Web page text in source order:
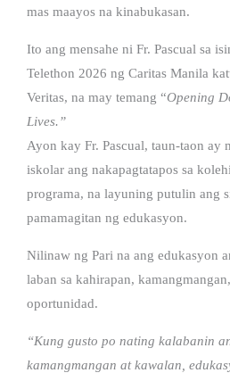
mas maayos na kinabukasan.
Ito ang mensahe ni Fr. Pascual sa
Telethon 2026 ng Caritas Manila
Veritas, na may temang “Opening
Lives.”
Ayon kay Fr. Pascual, taun-taon ay
iskolar ang nakapagtatapos sa
programa, na layuning putulin ang
pamamagitan ng edukasyon.
Nilinaw ng Pari na ang edukasyon
laban sa kahirapan,
oportunidad.
“Kung gusto po nating kalabanin
kamangmangan at kawalan,